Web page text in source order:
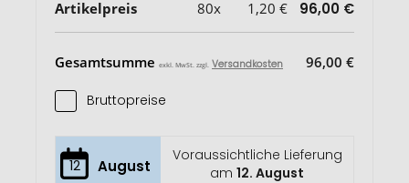
Artikelpreis 80x 1,20 € 96,00 €
Gesamtsumme exkl. MwSt. zzgl. Versandkosten 96,00 €
Bruttopreise
12 August
Voraussichtliche Lieferung
am12. August